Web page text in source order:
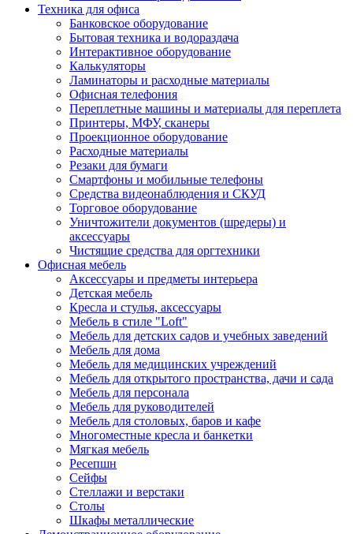
Техника для офиса
Банковское оборудование
Бытовая техника и водораздача
Интерактивное оборудование
Калькуляторы
Ламинаторы и расходные материалы
Офисная телефония
Переплетные машины и материалы для переплета
Принтеры, МФУ, сканеры
Проекционное оборудование
Расходные материалы
Резаки для бумаги
Смартфоны и мобильные телефоны
Средства видеонаблюдения и СКУД
Торговое оборудование
Уничтожители документов (шредеры) и
аксессуары
Чистящие средства для оргтехники
Офисная мебель
Аксессуары и предметы интерьера
Детская мебель
Кресла и стулья, аксессуары
Мебель в стиле "Loft"
Мебель для детских садов и учебных заведений
Мебель для дома
Мебель для медицинских учреждений
Мебель для открытого пространства, дачи и сада
Мебель для персонала
Мебель для руководителей
Мебель для столовых, баров и кафе
Многоместные кресла и банкетки
Мягкая мебель
Ресепшн
Сейфы
Стеллажи и верстаки
Столы
Шкафы металлические